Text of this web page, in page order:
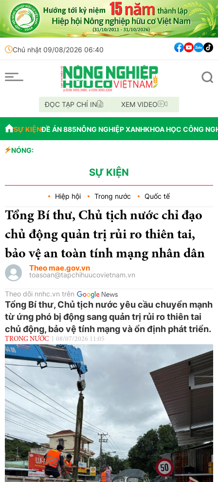
Chủ nhật 09/08/2026 06:40
ĐỌC TẠP CHÍ IN XEM VIDEO
SỰ KIỆNĐỀ ÁN 885NÔNG NGHIỆP XANHKHOA HỌC CÔNG
NÓNG:
SỰ KIỆN
Hiệp hội Trong nước Quốc tế
Tổng Bí thư, Chủ tịch nước chỉ đạo
chủ động quản trị rủi ro thiên tai,
bảo vệ an toàn tính mạng nhân dân
Theo mae.gov.vn
toasoan@tapchihuucovietnam.vn
Theo dõi nnhc.vn trên
Tổng Bí thư, Chủ tịch nước yêu cầu chuyển mạnh
từ ứng phó bị động sang quản trị rủi ro thiên tai
chủ động, bảo vệ tính mạng và ổn định phát triển.
TRONG NƯỚC 08/07/2026 11:05